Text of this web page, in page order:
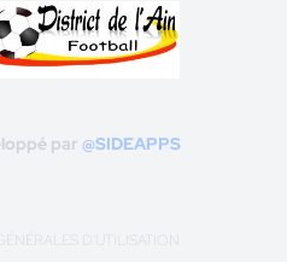
par @SIDEAPPS
D'UTILISATION